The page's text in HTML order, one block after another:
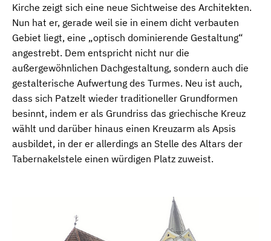
Kirche zeigt sich eine neue Sichtweise des Architekten.
Nun hat er, gerade weil sie in einem dicht verbauten
Gebiet liegt, eine „optisch dominierende Gestaltung“
angestrebt. Dem entspricht nicht nur die
außergewöhnlichen Dachgestaltung, sondern auch die
gestalterische Aufwertung des Turmes. Neu ist auch,
dass sich Patzelt wieder traditioneller Grundformen
besinnt, indem er als Grundriss das griechische Kreuz
wählt und darüber hinaus einen Kreuzarm als Apsis
ausbildet, in der er allerdings an Stelle des Altars der
Tabernakelstele einen würdigen Platz zuweist.